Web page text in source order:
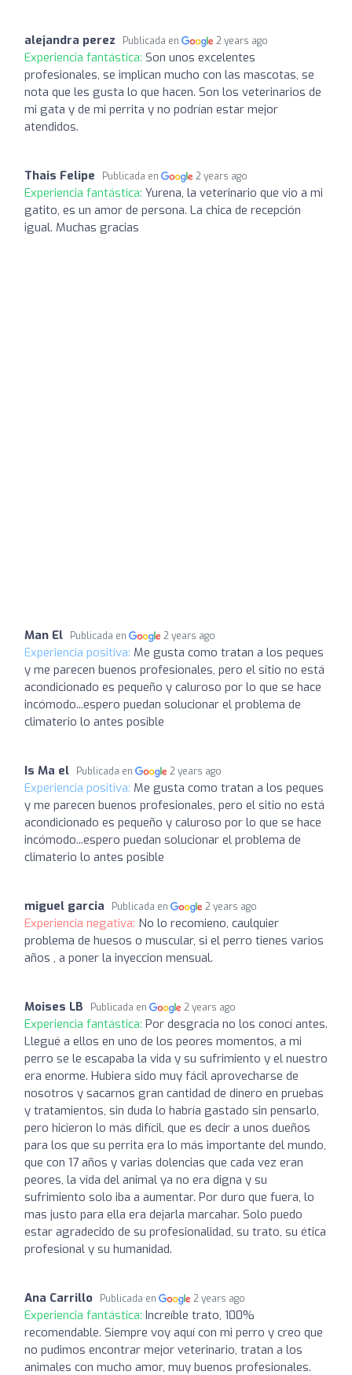
alejandra perez Publicada en 2 years ago
Experiencia fantástica: Son unos excelentes
profesionales, se implican mucho con las mascotas, se
nota que les gusta lo que hacen. Son los veterinarios de
mi gata y de mi perrita y no podrían estar mejor
atendidos.
Thais Felipe Publicada en 2 years ago
Experiencia fantástica: Yurena, la veterinario que vio a mi
gatito, es un amor de persona. La chica de recepción
igual. Muchas gracias
Man El Publicada en 2 years ago
Experiencia positiva: Me gusta como tratan a los peques
y me parecen buenos profesionales, pero el sitio no está
acondicionado es pequeño y caluroso por lo que se hace
incómodo...espero puedan solucionar el problema de
climaterio lo antes posible
Is Ma el Publicada en 2 years ago
Experiencia positiva: Me gusta como tratan a los peques
y me parecen buenos profesionales, pero el sitio no está
acondicionado es pequeño y caluroso por lo que se hace
incómodo...espero puedan solucionar el problema de
climaterio lo antes posible
miguel garcia Publicada en 2 years ago
Experiencia negativa: No lo recomieno, caulquier
problema de huesos o muscular, si el perro tienes varios
años , a poner la inyeccion mensual.
Moises LB Publicada en 2 years ago
Experiencia fantástica: Por desgracia no los conocí antes.
Llegué a ellos en uno de los peores momentos, a mi
perro se le escapaba la vida y su sufrimiento y el nuestro
era enorme. Hubiera sido muy fácil aprovecharse de
nosotros y sacarnos gran cantidad de dinero en pruebas
y tratamientos, sin duda lo habría gastado sin pensarlo,
pero hicieron lo más difícil, que es decir a unos dueños
para los que su perrita era lo más importante del mundo,
que con 17 años y varias dolencias que cada vez eran
peores, la vida del animal ya no era digna y su
sufrimiento solo iba a aumentar. Por duro que fuera, lo
mas justo para ella era dejarla marcahar. Solo puedo
estar agradecido de su profesionalidad, su trato, su ética
profesional y su humanidad.
Ana Carrillo Publicada en 2 years ago
Experiencia fantástica: Increíble trato, 100%
recomendable. Siempre voy aquí con mi perro y creo que
no pudimos encontrar mejor veterinario, tratan a los
animales con mucho amor, muy buenos profesionales.